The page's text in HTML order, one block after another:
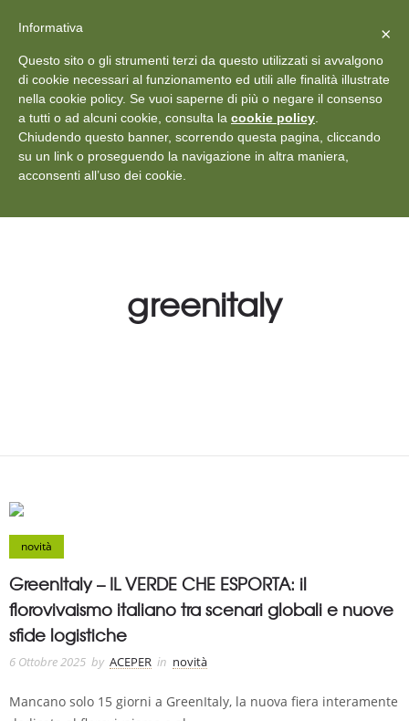
+39 011 18867102 info@aceper.it Statuto
Aceper
greenitaly
novità
GreenItaly – IL VERDE CHE ESPORTA: il
florovivaismo italiano tra scenari globali e nuove
sfide logistiche
6 Ottobre 2025 by ACEPER in novità
Mancano solo 15 giorni a GreenItaly, la nuova fiera interamente
Vedi: Protezione dei dati personali ×
Informativa
Questo sito o gli strumenti terzi da questo utilizzati si avvalgono
di cookie necessari al funzionamento ed utili alle finalità illustrate
nella cookie policy. Se vuoi saperne di più o negare il consenso
a tutti o ad alcuni cookie, consulta la cookie policy
Chiudendo questo banner, scorrendo questa pagina, cliccando
su un link o proseguendo la navigazione in altra maniera,
acconsenti all’uso dei cookie.